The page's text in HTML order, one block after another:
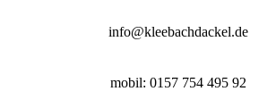
info@kleebachdackel.de
mobil: 0157 754 495 92